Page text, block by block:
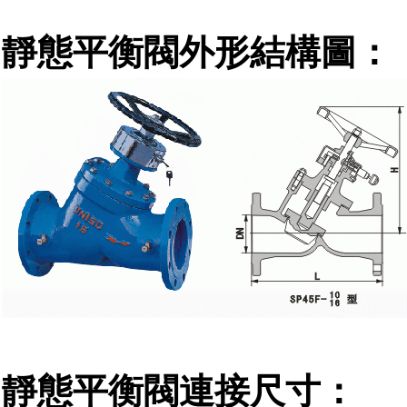
靜態平衡閥外形結構圖：
靜態平衡閥連接尺寸：